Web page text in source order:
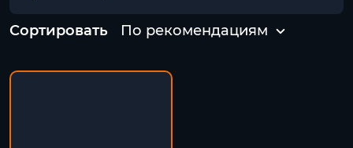
Сортировать По рекомендациям